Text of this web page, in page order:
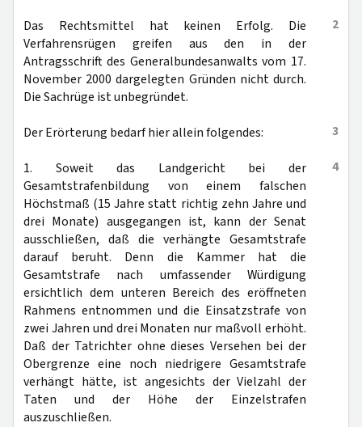
2
Das Rechtsmittel hat keinen Erfolg. Die
Verfahrensrügen greifen aus den in der
Antragsschrift des Generalbundesanwalts vom 17.
November 2000 dargelegten Gründen nicht durch.
Die Sachrüge ist unbegründet.
3
Der Erörterung bedarf hier allein folgendes:
4
1. Soweit das Landgericht bei der
Gesamtstrafenbildung von einem falschen
Höchstmaß (15 Jahre statt richtig zehn Jahre und
drei Monate) ausgegangen ist, kann der Senat
ausschließen, daß die verhängte Gesamtstrafe
darauf beruht. Denn die Kammer hat die
Gesamtstrafe nach umfassender Würdigung
ersichtlich dem unteren Bereich des eröffneten
Rahmens entnommen und die Einsatzstrafe von
zwei Jahren und drei Monaten nur maßvoll erhöht.
Daß der Tatrichter ohne dieses Versehen bei der
Obergrenze eine noch niedrigere Gesamtstrafe
verhängt hätte, ist angesichts der Vielzahl der
Taten und der Höhe der Einzelstrafen
auszuschließen.